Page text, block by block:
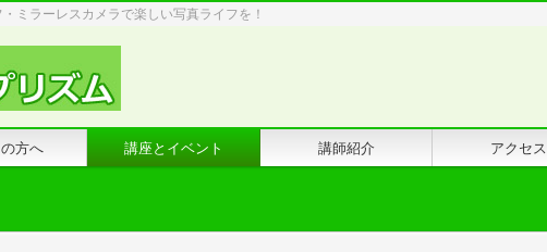
ミラーレスカメラで楽しい写真ライフを！
方へ 講座とイベント 講師紹介 アクセス